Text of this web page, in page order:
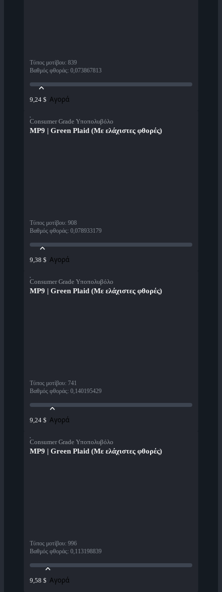
Τύπος μοτίβου: 839
Βαθμός φθοράς: 0,073867813
9,24 $ Αγορά
Consumer Grade Υποπολυβόλο
MP9 | Green Plaid (Με ελάχιστες φθορές)
Τύπος μοτίβου: 908
Βαθμός φθοράς: 0,078933179
9,38 $ Αγορά
Consumer Grade Υποπολυβόλο
MP9 | Green Plaid (Με ελάχιστες φθορές)
Τύπος μοτίβου: 741
Βαθμός φθοράς: 0,140195429
9,24 $ Αγορά
Consumer Grade Υποπολυβόλο
MP9 | Green Plaid (Με ελάχιστες φθορές)
Τύπος μοτίβου: 996
Βαθμός φθοράς: 0,113198839
9,58 $ Αγορά